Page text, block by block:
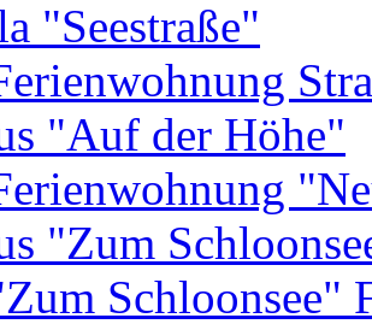
"Seestraße"
"Auf der Höhe"
"Zum
Schloonsee"